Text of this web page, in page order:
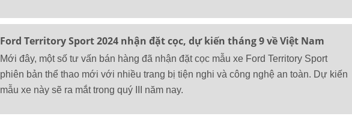
Ford Territory Sport 2024 nhận đặt cọc, dự kiến tháng 9 về Việt Nam
Mới đây, một số tư vấn bán hàng đã nhận đặt cọc mẫu xe Ford Territory Sport
phiên bản thể thao mới với nhiều trang bị tiện nghi và công nghệ an toàn. Dự kiến
mẫu xe này sẽ ra mắt trong quý III năm nay.